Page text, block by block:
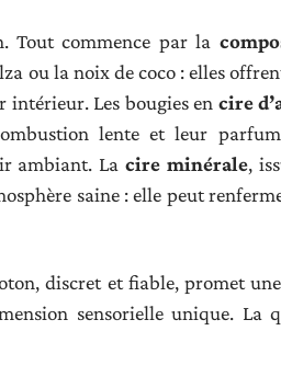
Tout commence par la
ou la noix de coco : elles
intérieur. Les bougies en cire
lente et leur
ambiant. La cire minérale,
saine : elle peut
discret et fiable, promet
sensorielle unique. La